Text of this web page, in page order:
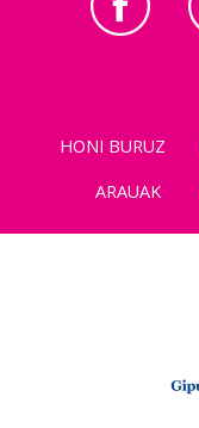
HONI BURUZ
ARAUAK